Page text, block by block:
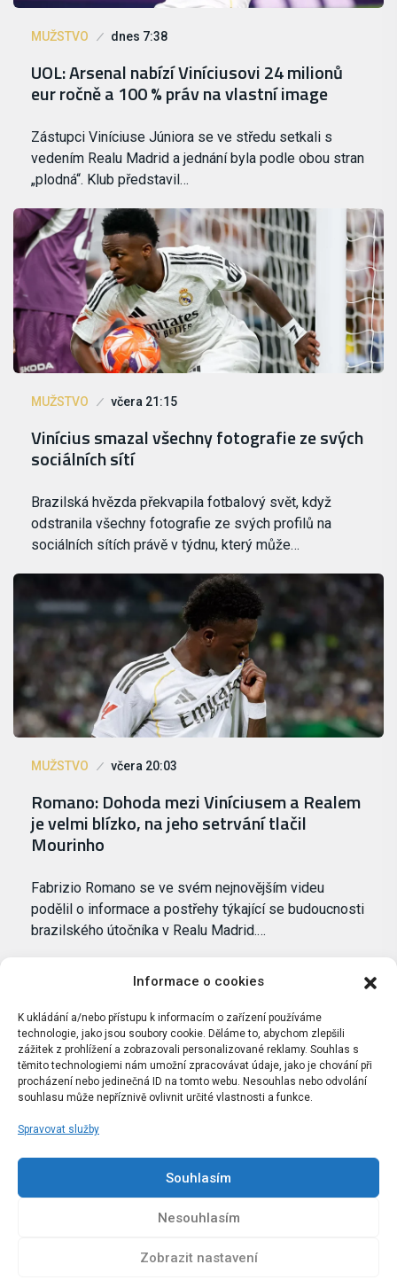
Informace o cookies
K ukládání a/nebo přístupu k informacím o zařízení používáme
technologie, jako jsou soubory cookie. Děláme to, abychom zlepšili
zážitek z prohlížení a zobrazovali personalizované reklamy. Souhlas s
těmito technologiemi nám umožní zpracovávat údaje, jako je chování při
procházení nebo jedinečná ID na tomto webu. Nesouhlas nebo odvolání
souhlasu může nepříznivě ovlivnit určité vlastnosti a funkce.
Spravovat služby
Souhlasím
Nesouhlasím
Zobrazit nastavení
MUŽSTVO dnes 7:38
UOL: Arsenal nabízí Viníciusovi 24 milionů
eur ročně a 100 % práv na vlastní image
Zástupci Viníciuse Júniora se ve středu setkali s
vedením Realu Madrid a jednání byla podle obou stran
„plodná“. Klub představil…
MUŽSTVO včera 21:15
Vinícius smazal všechny fotografie ze svých
sociálních sítí
Brazilská hvězda překvapila fotbalový svět, když
odstranila všechny fotografie ze svých profilů na
sociálních sítích právě v týdnu, který může…
MUŽSTVO včera 20:03
Romano: Dohoda mezi Viníciusem a Realem
je velmi blízko, na jeho setrvání tlačil
Mourinho
Fabrizio Romano se ve svém nejnovějším videu
podělil o informace a postřehy týkající se budoucnosti
brazilského útočníka v Realu Madrid.…